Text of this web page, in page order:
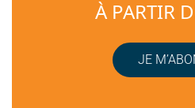
À PARTIR
JE